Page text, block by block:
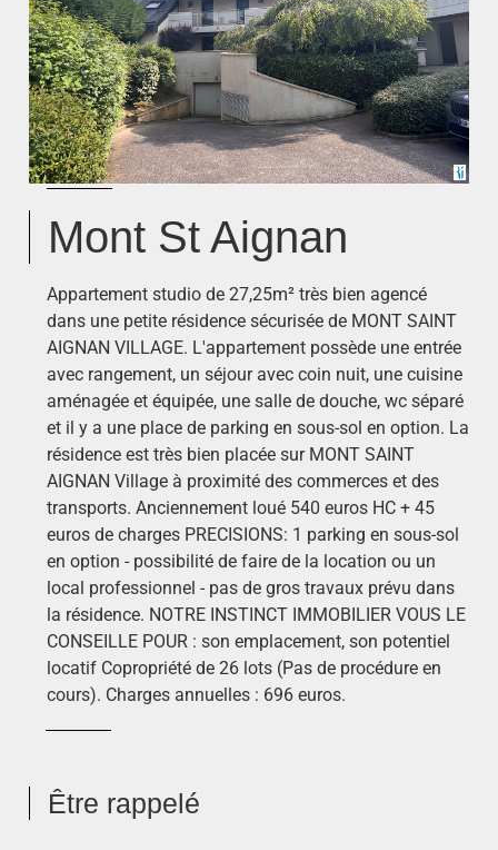
Mont St Aignan
Appartement studio de 27,25m² très bien agencé
dans une petite résidence sécurisée de MONT SAINT
AIGNAN VILLAGE. L'appartement possède une entrée
avec rangement, un séjour avec coin nuit, une cuisine
aménagée et équipée, une salle de douche, wc séparé
et il y a une place de parking en sous-sol en option. La
résidence est très bien placée sur MONT SAINT
AIGNAN Village à proximité des commerces et des
transports. Anciennement loué 540 euros HC + 45
euros de charges PRECISIONS: 1 parking en sous-sol
en option - possibilité de faire de la location ou un
local professionnel - pas de gros travaux prévu dans
la résidence. NOTRE INSTINCT IMMOBILIER VOUS LE
CONSEILLE POUR : son emplacement, son potentiel
locatif Copropriété de 26 lots (Pas de procédure en
cours). Charges annuelles : 696 euros.
Être rappelé